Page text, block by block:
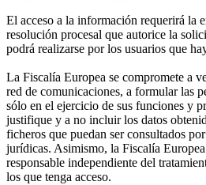
El acceso a la información requerirá la
resolución procesal que autorice la
podrá realizarse por los usuarios que
La Fiscalía Europea se compromete a
red de comunicaciones, a formular las
sólo en el ejercicio de sus funciones y
justifique y a no incluir los datos
ficheros que puedan ser consultados
jurídicas. Asimismo, la Fiscalía
responsable independiente del
los que tenga acceso.